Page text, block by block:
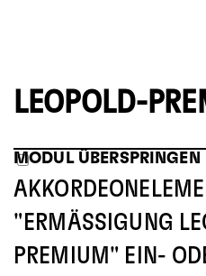
LEOPOLD-
MODUL ÜBERSPRINGEN
"ERMÄSSIGUNG
REMIUM" EIN-